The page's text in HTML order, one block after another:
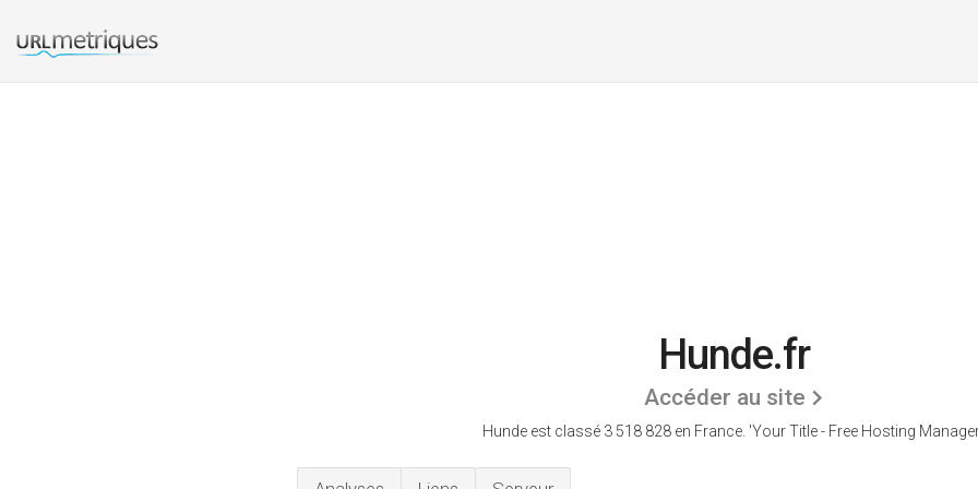
Hunde.fr
Accéder au site
Hunde est classé 3 518 828 en France. 'Your Title - Free Hosting